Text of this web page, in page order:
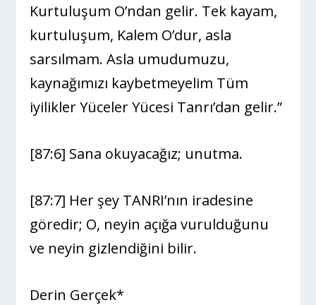
Kurtuluşum O’ndan gelir. Tek kayam,
kurtuluşum, Kalem O’dur, asla
sarsılmam. Asla umudumuzu,
kaynağımızı kaybetmeyelim Tüm
iyilikler Yüceler Yücesi Tanrı’dan gelir.”
[87:6] Sana okuyacağız; unutma.
[87:7] Her şey TANRI’nın iradesine
göredir; O, neyin açığa vurulduğunu
ve neyin gizlendiğini bilir.
Derin Gerçek*